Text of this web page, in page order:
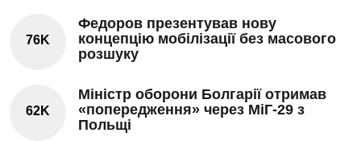
76K
Федоров презентував нову
концепцію мобілізації без масового
розшуку
62K
Міністр оборони Болгарії отримав
«попередження» через МіГ-29 з
Польщі